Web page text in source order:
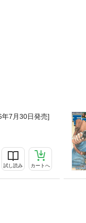
7月30日発売]
試し読み カートへ